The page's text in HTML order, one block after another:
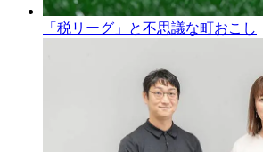
「税リーグ」と不思議な町おこし